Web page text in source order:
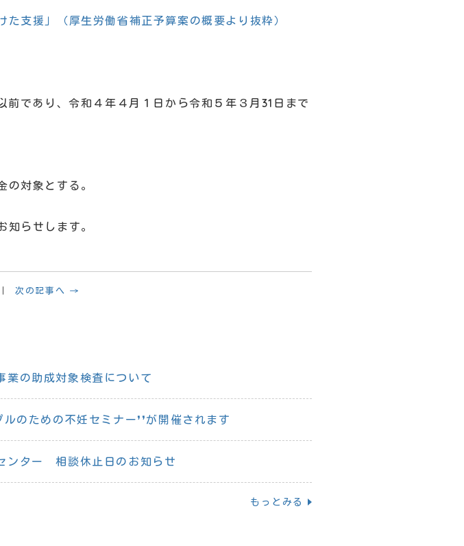
た支援」（厚生労働省補正予算案の概要より抜粋）
であり、令和４年４月１日から令和５年３月31日まで
の対象とする。
らせします。
次の記事へ →
業の助成対象検査について
ルのための不妊セミナー❜❜が開催されます
ンター 相談休止日のお知らせ
もっとみる